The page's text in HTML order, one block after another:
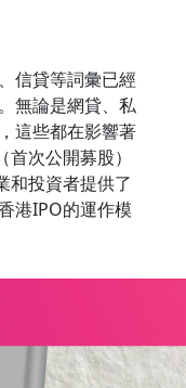
信貸等詞彙已經
無論是網貸、私
這些都在影響著
次公開募股）
和投資者提供了
港IPO的運作模